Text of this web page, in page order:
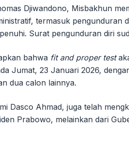
Djiwandono, Misbakhun
termasuk pengunduran
Surat pengunduran diri
bahwa fit and proper test
Jumat, 23 Januari 2026,
dua calon lainnya.
Dasco Ahmad, juga telah
Prabowo, melainkan dari